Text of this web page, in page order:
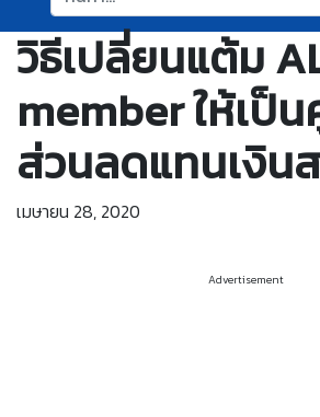
ค้นหา:
วิธีเปลี่ยนแต้ม
member ให้เป็
ส่วนลดแทนเงิน
เมษายน 28, 2020
Advertisement